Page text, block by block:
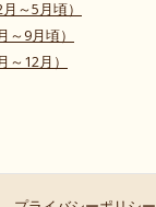
～5月頃）
～9月頃）
～12月）